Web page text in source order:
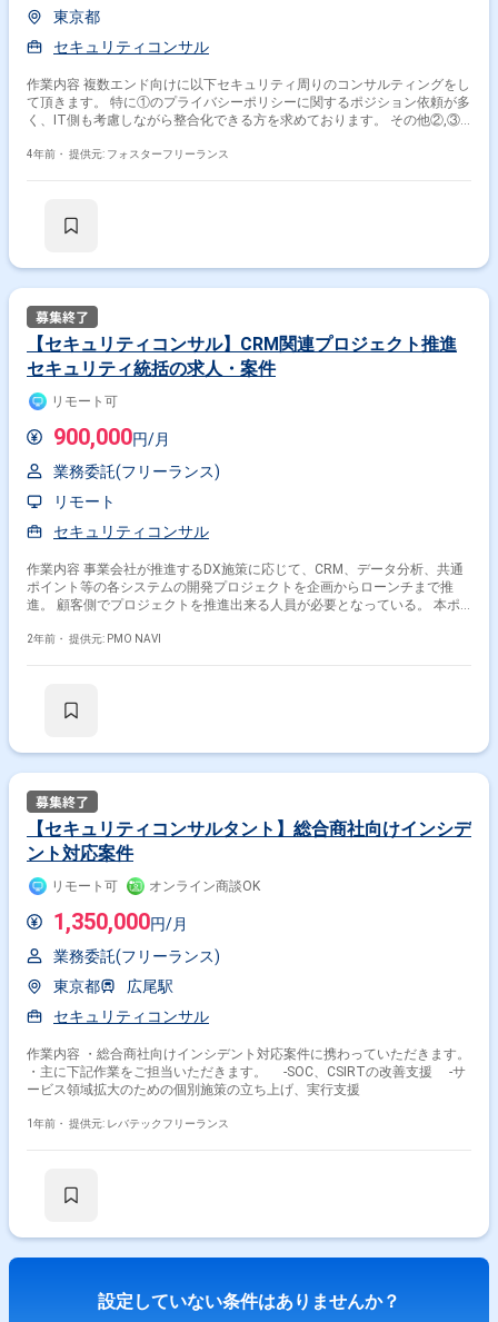
東京都
セキュリティコンサル
作業内容 複数エンド向けに以下セキュリティ周りのコンサルティングをし
て頂きます。 特に①のプライバシーポリシーに関するポジション依頼が多
く、IT側も考慮しながら整合化できる方を求めております。 その他②,③
ステムデータフローなど)の整合化 ② プライバシーガバナンス体制強化に
4年前・ 提供元: フォスターフリーランス
【セキュリティコンサル】CRM関連プロジェクト推進
セキュリティ統括の求人・案件
リモート可
900,000円/月
業務委託(フリーランス)
リモート
セキュリティコンサル
作業内容 事業会社が推進するDX施策に応じて、CRM、データ分析、共通
ポイント等の各システムの開発プロジェクトを企画からローンチまで推
進。 顧客側でプロジェクトを推進出来る人員が必要となっている。 本ポ
セキュリティ部門とのコミュニケーション窓口 ・セキュリティ課題の管理
2年前・ 提供元: PMO NAVI
【セキュリティコンサルタント】総合商社向けインシデ
ント対応案件
リモート可 オンライン商談OK
1,350,000円/月
業務委託(フリーランス)
東京都
広尾駅
セキュリティコンサル
作業内容 ・総合商社向けインシデント対応案件に携わっていただきます。
・主に下記作業をご担当いただきます。 -SOC、CSIRTの改善支援 -サ
ービス領域拡大のための個別施策の立ち上げ、実行支援
1年前・ 提供元: レバテックフリーランス
設定していない条件はありませんか？